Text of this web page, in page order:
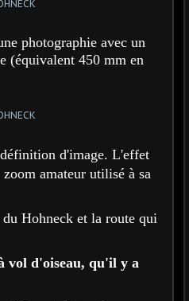
photographie avec un
(équivalent 450 mm en
d'image. L'effet
amateur utilisé à sa
Hohneck et la route qui
vol d'oiseau, qu'il y a